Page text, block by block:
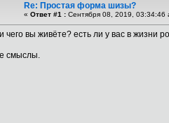
Re: Простая форма шизы?
« Ответ #1 : Сентября 08, 2019, 03:34:46
чего вы живёте? есть ли у вас в жизни
смыслы.